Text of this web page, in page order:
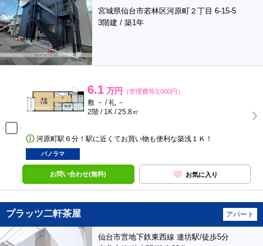
宮城県仙台市若林区河原町２丁目 6-15-5
3階建 / 築1年
6.1 万円 （管理費等3,000円）
敷 － / 礼 －
2階 / 1K / 25.8㎡
河原町駅６分！駅に近くてお買い物も便利な築浅１Ｋ！
パノラマ
お問い合わせ(無料) お気に入り
プラッツ二軒茶屋 アパート
仙台市営地下鉄東西線 連坊駅/徒歩5分